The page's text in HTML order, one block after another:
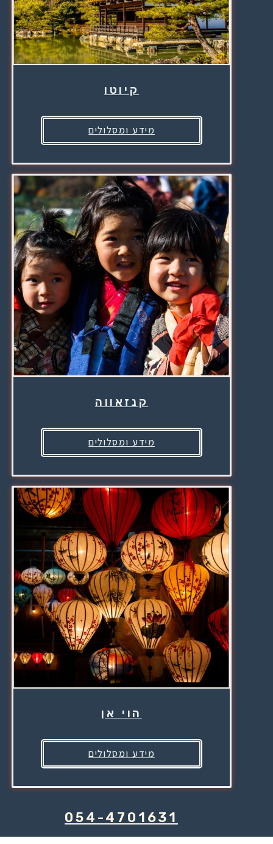
קיוטו
מידע ומסלולים
קנזאווה
מידע ומסלולים
הוי אן
מידע ומסלולים
054-4701631